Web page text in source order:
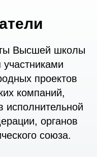
Высшей школы
проектов
компаний,
исполнительной
органов
союза.